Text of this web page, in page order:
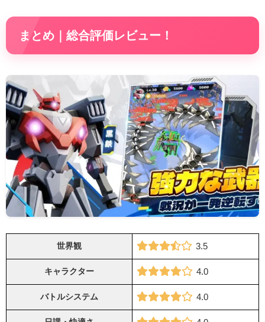
まとめ｜総合評価レビュー！
世界観 3.5
キャラクター 4.0
バトルシステム 4.0